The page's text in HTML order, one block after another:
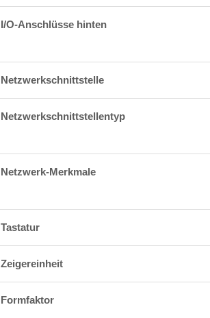
I/O-Anschlüsse hinten
Netzwerkschnittstelle
Netzwerkschnittstellentyp
Netzwerk-Merkmale
Tastatur
Zeigereinheit
Formfaktor